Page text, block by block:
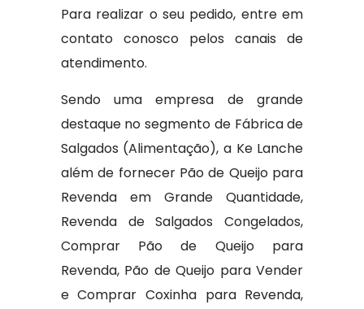
Para realizar o seu pedido, entre em
contato conosco pelos canais de
atendimento.
Sendo uma empresa de grande
destaque no segmento de Fábrica de
Salgados (Alimentação), a Ke Lanche
além de fornecer Pão de Queijo para
Revenda em Grande Quantidade,
Revenda de Salgados Congelados,
Comprar Pão de Queijo para
Revenda, Pão de Queijo para Vender
e Comprar Coxinha para Revenda,